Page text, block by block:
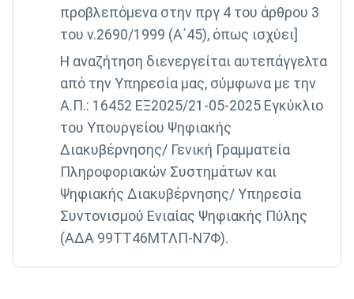
προβλεπόμενα στην πργ 4 του άρθρου 3
του ν.2690/1999 (Α΄45), όπως ισχύει]
H αναζήτηση διενεργείται αυτεπάγγελτα
από την Υπηρεσία μας, σύμφωνα με την
Α.Π.: 16452 ΕΞ2025/21-05-2025 Εγκύκλιο
του Υπουργείου Ψηφιακής
Διακυβέρνησης/ Γενική Γραμματεία
Πληροφοριακών Συστημάτων και
Ψηφιακής Διακυβέρνησης/ Υπηρεσία
Συντονισμού Ενιαίας Ψηφιακής Πύλης
(ΑΔΑ 99ΤΤ46ΜΤΛΠ-Ν7Φ).